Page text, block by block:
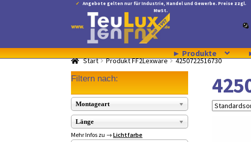
Angebote gelten nur für Industrie, Handel und Gewerbe. Preise zzgl.
MwSt.
Navigation
springen
Inhalt
springen
► Produkte
Start Produkt FF2Lexware 4250722516730
Filtern nach:
Montageart
Länge
Mehr Infos zu →Lichtfarbe